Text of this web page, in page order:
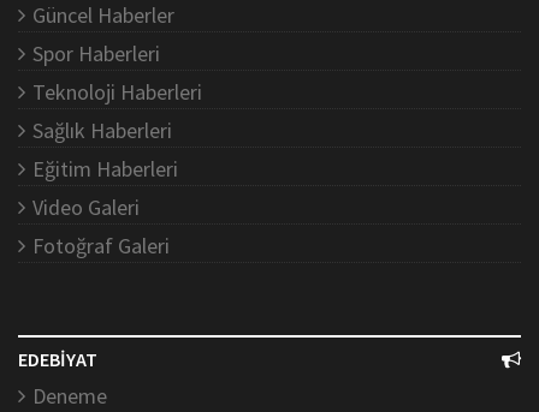
Güncel Haberler
Spor Haberleri
Teknoloji Haberleri
Sağlık Haberleri
Eğitim Haberleri
Video Galeri
Fotoğraf Galeri
EDEBİYAT
Deneme